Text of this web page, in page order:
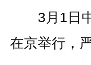
3月1日中
在京举行，